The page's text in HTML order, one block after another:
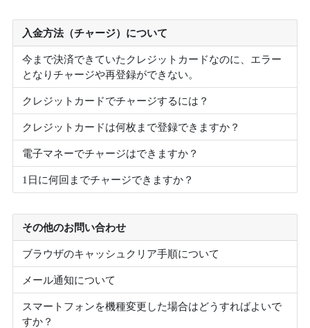
入金方法（チャージ）について
今まで決済できていたクレジットカードなのに、エラー
となりチャージや再登録ができない。
クレジットカードでチャージするには？
クレジットカードは何枚まで登録できますか？
電子マネーでチャージはできますか？
1日に何回までチャージできますか？
その他のお問い合わせ
ブラウザのキャッシュクリア手順について
メール通知について
スマートフォンを機種変更した場合はどうすればよいで
すか？